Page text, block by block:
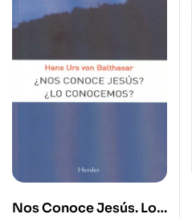
Nos Conoce Jesús. Lo